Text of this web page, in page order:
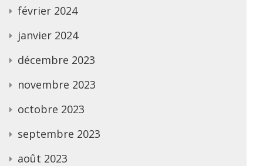
février 2024
janvier 2024
décembre 2023
novembre 2023
octobre 2023
septembre 2023
août 2023